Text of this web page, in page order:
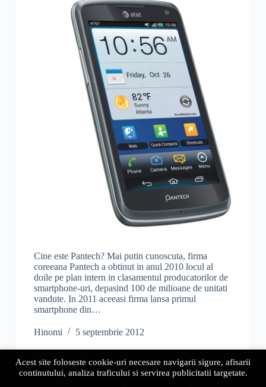
Cine este Pantech? Mai putin cunoscuta, firma
coreeana Pantech a obtinut in anul 2010 locul al
doile pe plan intern in clasamentul producatorilor de
smartphone-uri, depasind 100 de milioane de unitati
vandute. In 2011 aceeasi firma lansa primul
smartphone din…
Hinomi 5 septembrie 2012
Acest site foloseste cookie-uri necesare navigarii sigure, afisarii
continutului, analiza traficului si servirea publicitatii targetate.